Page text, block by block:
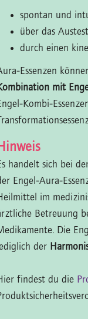
spontan und
über das
durch einen
Essenzen
mit
Kombi-
handelt sich bei
Engel-Aura-
im
Betreuung
Die
der
findest du die